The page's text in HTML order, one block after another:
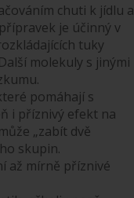
chuti k jídlu a
je účinný v
tuky
molekuly s jinými
pomáhají s
i příznivý efekt na
„zabít dvě
skupin.
až mírně příznivé